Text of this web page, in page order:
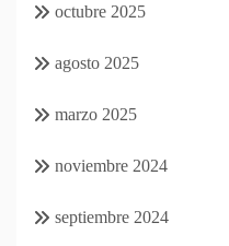
octubre 2025
agosto 2025
marzo 2025
noviembre 2024
septiembre 2024